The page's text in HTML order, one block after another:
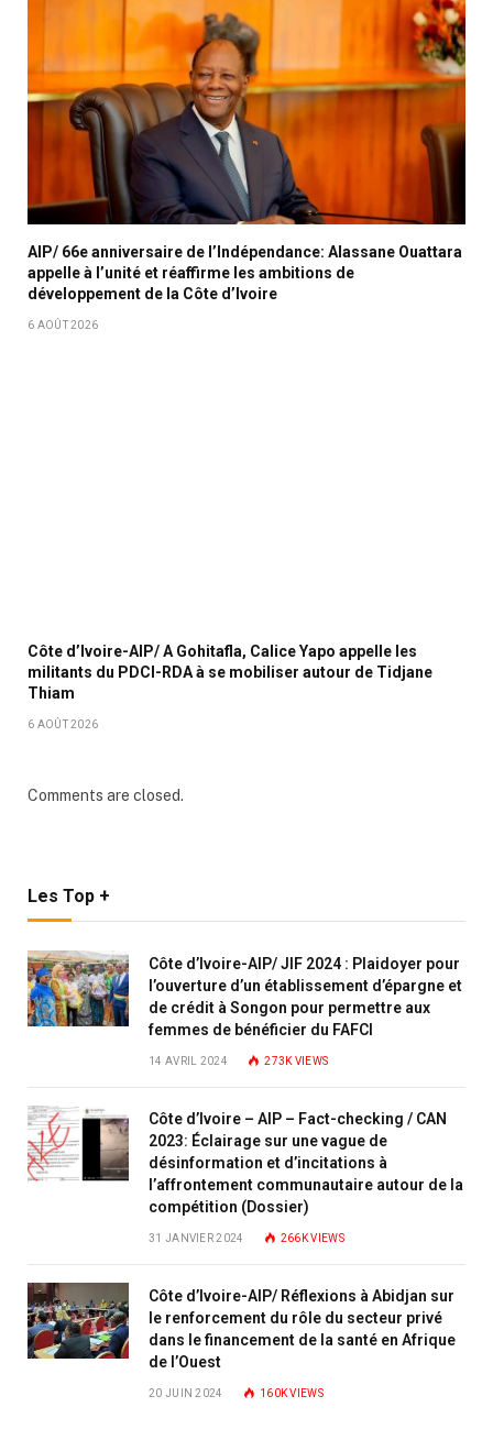
AIP/ 66e anniversaire de l’Indépendance: Alassane Ouattara
appelle à l’unité et réaffirme les ambitions de
développement de la Côte d’Ivoire
6 AOÛT 2026
Côte d’Ivoire-AIP/ A Gohitafla, Calice Yapo appelle les
militants du PDCI-RDA à se mobiliser autour de Tidjane
Thiam
6 AOÛT 2026
Comments are closed.
Les Top +
Côte d’Ivoire-AIP/ JIF 2024 : Plaidoyer pour
l’ouverture d’un établissement d’épargne et
de crédit à Songon pour permettre aux
femmes de bénéficier du FAFCI
14 AVRIL 2024 273KVIEWS
Côte d’Ivoire – AIP – Fact-checking / CAN
2023: Éclairage sur une vague de
désinformation et d’incitations à
l’affrontement communautaire autour de la
compétition (Dossier)
31 JANVIER 2024 266KVIEWS
Côte d’Ivoire-AIP/ Réflexions à Abidjan sur
le renforcement du rôle du secteur privé
dans le financement de la santé en Afrique
de l’Ouest
20 JUIN 2024 160KVIEWS